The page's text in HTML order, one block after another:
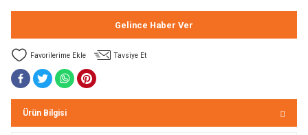
Kürekler
Malzemeleri
/ Manometreler
Gelince Haber Ver
Tavsiye Et
Ürün Bilgisi